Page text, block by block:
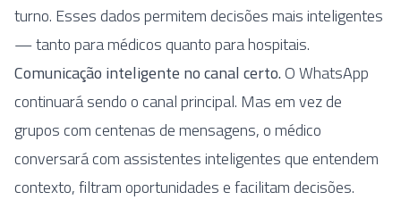
turno. Esses dados permitem decisões mais inteligentes
— tanto para médicos quanto para hospitais.
Comunicação inteligente no canal certo.O WhatsApp
continuará sendo o canal principal. Mas em vez de
grupos com centenas de mensagens, o médico
conversará com assistentes inteligentes que entendem
contexto, filtram oportunidades e facilitam decisões.